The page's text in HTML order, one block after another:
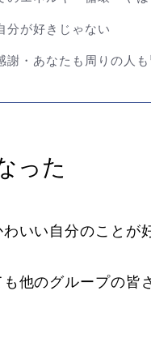
分が好きじゃない
謝・あなたも周りの人
った
いい自分のことが
他のグループの皆